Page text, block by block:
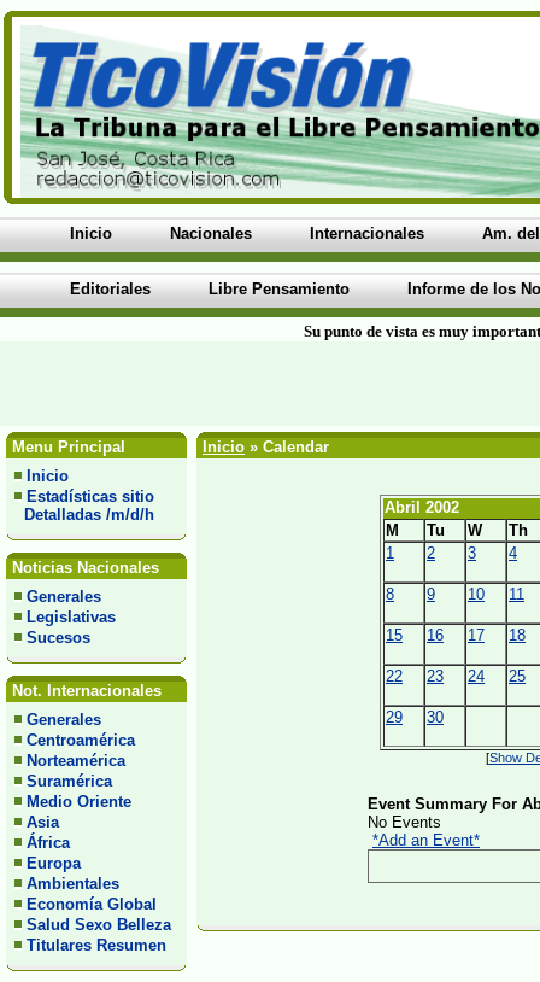
Inicio Nacionales Internacionales Am.
Editoriales Libre Pensamiento Informe de los
Su punto de vista es muy
Menu Principal
Inicio
Estadísticas sitio
Detalladas /m/d/h
Noticias Nacionales
Generales
Legislativas
Sucesos
Not. Internacionales
Generales
Centroamérica
Norteamérica
Suramérica
Medio Oriente
Asia
África
Europa
Ambientales
Economía Global
Salud Sexo Belleza
Titulares Resumen
Inicio » Calendar
Abril 2002
M
Tu W
Th
1
2 3 4
8 9 10 11
15 16 17 18
22 23 24 25
29 30
[Show
Event Summary For
No Events
*Add an Event*